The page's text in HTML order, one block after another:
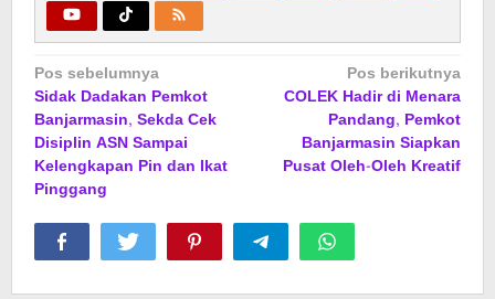
Navigasi
pos
Pos sebelumnya
Sidak Dadakan Pemkot
Banjarmasin, Sekda Cek
Disiplin ASN Sampai
Kelengkapan Pin dan Ikat
Pinggang
Pos berikutnya
COLEK Hadir di Menara
Pandang, Pemkot
Banjarmasin Siapkan
Pusat Oleh-Oleh Kreatif